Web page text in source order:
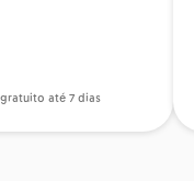
até 7 dias